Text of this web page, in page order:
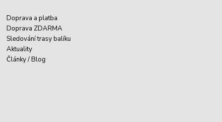
Doprava a platba
Doprava ZDARMA
Sledování trasy balíku
Aktuality
Články / Blog